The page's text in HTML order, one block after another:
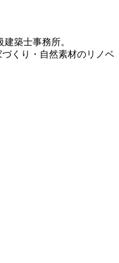
築士事務所。
くり・自然素材のリノベ